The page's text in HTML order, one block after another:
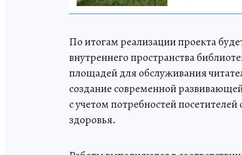
По итогам реализации проекта
внутреннего пространства
площадей для обслуживания
создание современной
с учетом потребностей
здоровья.